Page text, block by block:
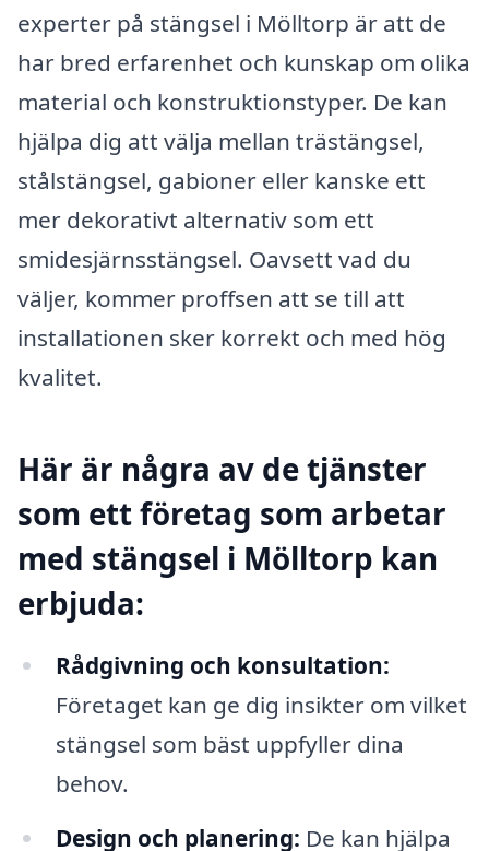
experter på stängsel i Mölltorp är att de
har bred erfarenhet och kunskap om olika
material och konstruktionstyper. De kan
hjälpa dig att välja mellan trästängsel,
stålstängsel, gabioner eller kanske ett
mer dekorativt alternativ som ett
smidesjärnsstängsel. Oavsett vad du
väljer, kommer proffsen att se till att
installationen sker korrekt och med hög
kvalitet.
Här är några av de tjänster
som ett företag som arbetar
med stängsel i Mölltorp kan
erbjuda:
Rådgivning och konsultation:
Företaget kan ge dig insikter om vilket
stängsel som bäst uppfyller dina
behov.
Design och planering: De kan hjälpa